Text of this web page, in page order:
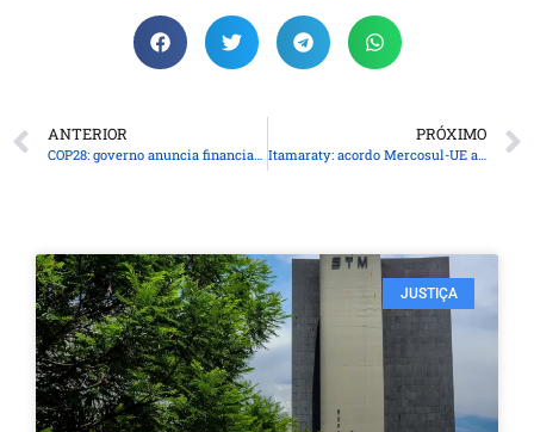
ANTERIOR
COP28: governo anuncia financiamento de R$ 20 bi para “agenda verde”
PRÓXIMO
Itamaraty: acordo Mercosul-UE avança, mas segue sem conclusão
JUSTIÇA